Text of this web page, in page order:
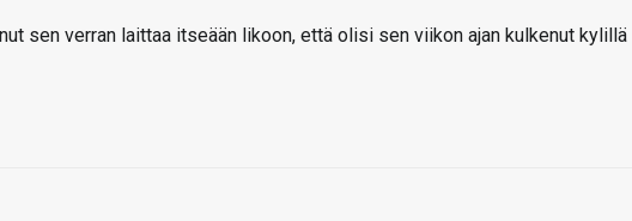
sen verran laittaa itseään likoon, että olisi sen viikon ajan kulkenut kylillä